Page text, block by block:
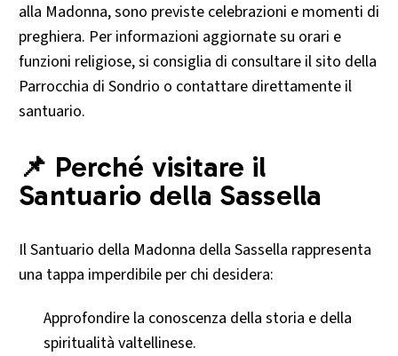
alla Madonna, sono previste celebrazioni e momenti di
preghiera. Per informazioni aggiornate su orari e
funzioni religiose, si consiglia di consultare il sito della
Parrocchia di Sondrio o contattare direttamente il
santuario.​
📌 Perché visitare il
Santuario della Sassella
Il Santuario della Madonna della Sassella rappresenta
una tappa imperdibile per chi desidera:​
Approfondire la conoscenza della storia e della
spiritualità valtellinese.